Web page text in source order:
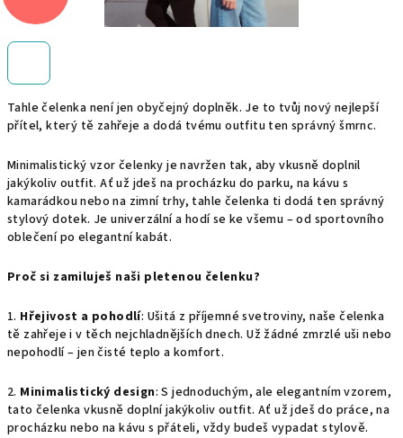
Tahle čelenka není jen obyčejný doplněk. Je to tvůj nový nejlepší
přítel, který tě zahřeje a dodá tvému outfitu ten správný šmrnc.
Minimalistický vzor čelenky je navržen tak, aby vkusně doplnil
jakýkoliv outfit. Ať už jdeš na procházku do parku, na kávu s
kamarádkou nebo na zimní trhy, tahle čelenka ti dodá ten správný
stylový dotek. Je univerzální a hodí se ke všemu – od sportovního
oblečení po elegantní kabát.
Proč si zamiluješ naši pletenou čelenku?
1. Hřejivost a pohodlí: Ušitá z příjemné svetroviny, naše čelenka
tě zahřeje i v těch nejchladnějších dnech. Už žádné zmrzlé uši nebo
nepohodlí – jen čisté teplo a komfort.
2. Minimalistický design: S jednoduchým, ale elegantním vzorem,
tato čelenka vkusně doplní jakýkoliv outfit. Ať už jdeš do práce, na
procházku nebo na kávu s přáteli, vždy budeš vypadat stylově.